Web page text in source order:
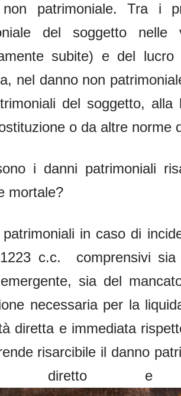
non patrimoniale. Tra i
del soggetto
subite) e del lucro
nel danno non
del soggetto,
o da altre norme
i danni patrimoniali
mortale?
in caso di
1223 c.c. comprensivi
sia del
necessaria per la
diretta e immediata
risarcibile il danno
diretto e